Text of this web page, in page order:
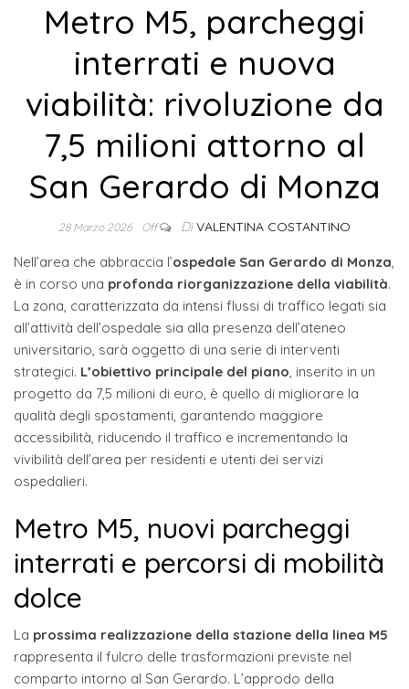
Metro M5, parcheggi
interrati e nuova
viabilità: rivoluzione da
7,5 milioni attorno al
San Gerardo di Monza
28 Marzo 2026 Off Di VALENTINA COSTANTINO
Nell’area che abbraccia l’ospedale San Gerardo di Monza,
è in corso una profonda riorganizzazione della viabilità.
La zona, caratterizzata da intensi flussi di traffico legati sia
all’attività dell’ospedale sia alla presenza dell’ateneo
universitario, sarà oggetto di una serie di interventi
strategici. L’obiettivo principale del piano, inserito in un
progetto da 7,5 milioni di euro, è quello di migliorare la
qualità degli spostamenti, garantendo maggiore
accessibilità, riducendo il traffico e incrementando la
vivibilità dell’area per residenti e utenti dei servizi
ospedalieri.
Metro M5, nuovi parcheggi
interrati e percorsi di mobilità
dolce
La prossima realizzazione della stazione della linea M5
rappresenta il fulcro delle trasformazioni previste nel
comparto intorno al San Gerardo. L’approdo della